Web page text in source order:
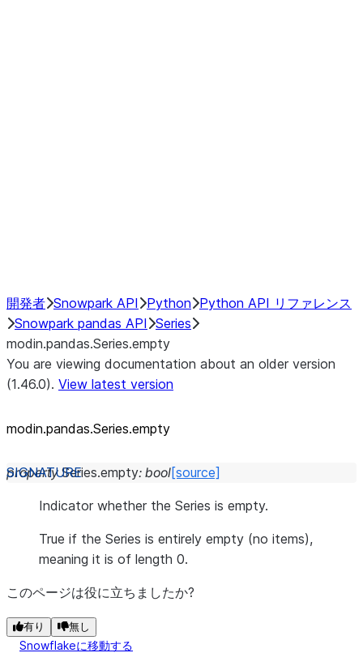
開発者 Snowpark API Python Python API リファレンス
Snowpark pandas API Series
modin.pandas.Series.empty
You are viewing documentation about an older version
(1.46.0). View latest version
modin.pandas.Series.empty
property Series.empty: bool[source]
Indicator whether the Series is empty.
True if the Series is entirely empty (no items),
meaning it is of length 0.
このページは役に立ちましたか?
有り 無し
Snowflakeに移動する